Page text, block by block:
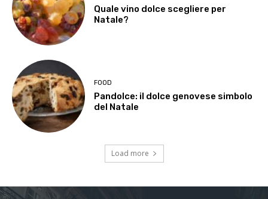
Quale vino dolce scegliere per
Natale?
FOOD
Pandolce: il dolce genovese simbolo
del Natale
Load more